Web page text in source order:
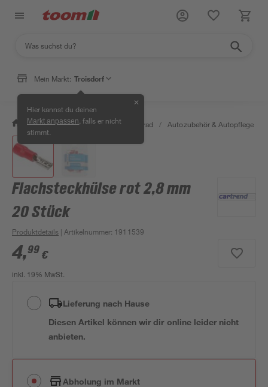
Mein Markt: Troisdorf
Hier kannst du deinen
Markt anpassen , falls er nicht
stimmt.
✕
/ Garten & Freizeit / Auto & Fahrrad / Autozubehör & Autopflege
Flachsteckhülse rot 2,8 mm
20 Stück
Produktdetails | Artikelnummer: 1911539
4,99 €
inkl. 19% MwSt.
Lieferung nach Hause
Diesen Artikel können wir dir online leider nicht
anbieten.
Abholung im Markt